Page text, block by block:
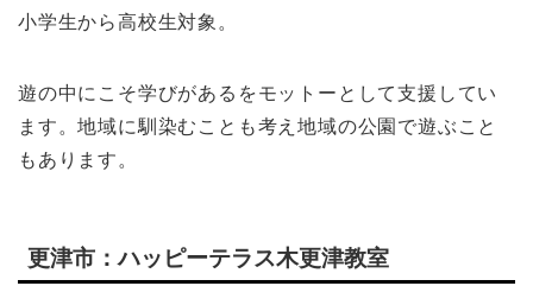
小学生から高校生対象。
遊の中にこそ学びがあるをモットーとして支援してい
ます。地域に馴染むことも考え地域の公園で遊ぶこと
もあります。
更津市：ハッピーテラス木更津教室